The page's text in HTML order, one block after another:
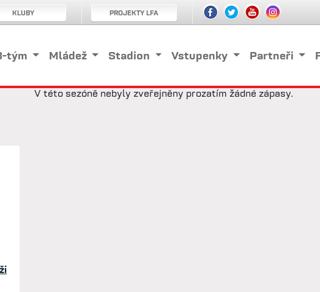
tým Mládež Stadion Vstupenky Partneři
V této sezóně nebyly zveřejněny prozatím žádné zápasy.
KLUBY PROJEKTY LFA